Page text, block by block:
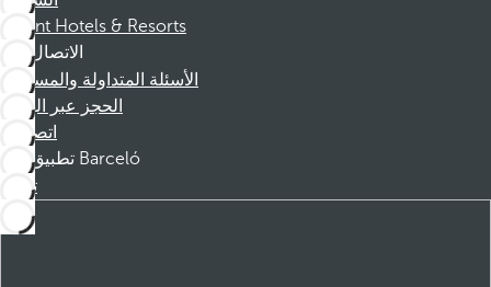
Dorint Hotels & Resorts
الاتصال
الأسئلة المتداولة والمساعدة
الحجز عبر الهاتف
اتصل بنا
تطبيق Barceló
تنزيل